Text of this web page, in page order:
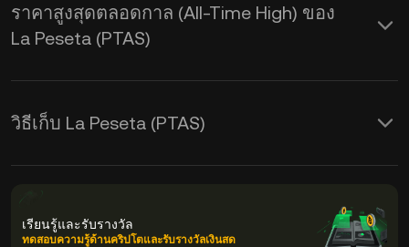
ราคาสูงสุดตลอดกาล (All-Time High) ของ
La Peseta (PTAS)
วิธีเก็บ La Peseta (PTAS)
เรียนรู้และรับรางวัล
ทดสอบความรู้ด้านคริปโตและรับรางวัลเงินสด